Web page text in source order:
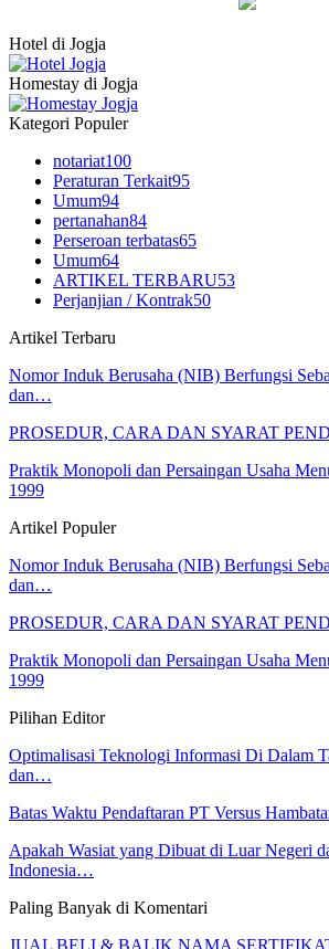
Hotel di Jogja
Homestay di Jogja
Kategori Populer
notariat100
Peraturan Terkait95
Umum94
pertanahan84
Perseroan terbatas65
Umum64
ARTIKEL TERBARU53
Perjanjian / Kontrak50
Artikel Terbaru
Nomor Induk Berusaha (NIB) Berfungsi
dan…
PROSEDUR, CARA DAN SYARAT
Praktik Monopoli dan Persaingan Usaha
1999
Artikel Populer
Nomor Induk Berusaha (NIB) Berfungsi
dan…
PROSEDUR, CARA DAN SYARAT
Praktik Monopoli dan Persaingan Usaha
1999
Pilihan Editor
Optimalisasi Teknologi Informasi Di Dalam
dan…
Batas Waktu Pendaftaran PT Versus
Apakah Wasiat yang Dibuat di Luar Negeri
Indonesia…
Paling Banyak di Komentari
JUAL BELI & BALIK NAMA